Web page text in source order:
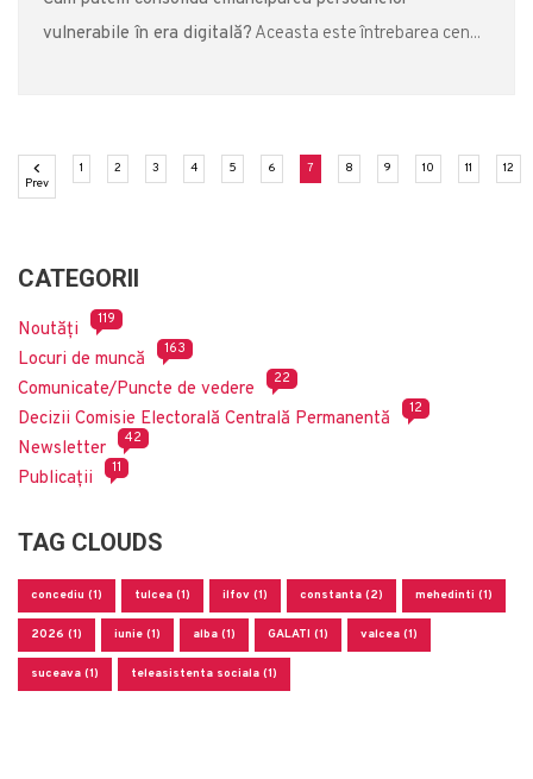
vulnerabile în era digitală? Aceasta este întrebarea cen...
PrevPrevious
1 (current)
2 (current)
3 (current)
4(current)
5 (current)
6 (current)
7 (current)
8 (current)
9 (current)
10 (current)
11 (current)
12
CATEGORII
Noutăți 119
Locuri de muncă 163
Comunicate/Puncte de vedere 22
Decizii Comisie Electorală Centrală Permanentă 12
Newsletter 42
Publicații 11
TAG CLOUDS
concediu (1) tulcea (1) ilfov (1) constanta (2) mehedinti (1)
2026 (1) iunie (1) alba (1) GALATI (1) valcea (1)
suceava (1) teleasistenta sociala (1)